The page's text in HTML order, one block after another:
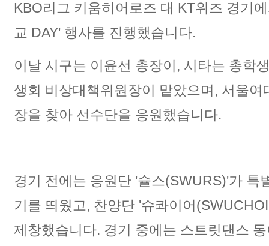
KBO리그 키움히어로즈 대 KT위즈 경기
교 DAY' 행사를 진행했습니다.
이날 시구는 이윤선 총장이, 시타는 총학
생회 비상대책위원장이 맡았으며, 서울여
장을 찾아 선수단을 응원했습니다.
경기 전에는 응원단 '슐스(SWURS)'가 특
기를 띄웠고, 찬양단 '슈콰이어
제창했습니다. 경기 중에는 스트릿댄스